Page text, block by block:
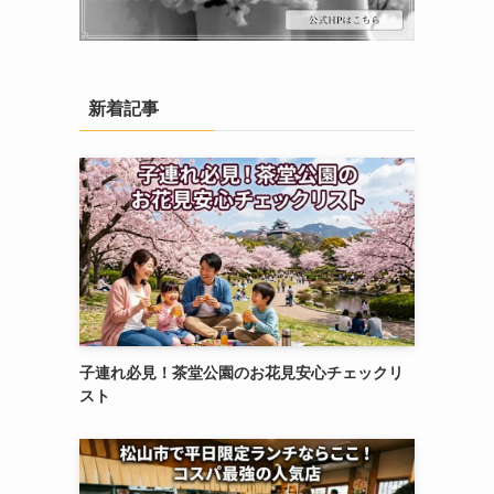
新着記事
子連れ必見！茶堂公園のお花見安心チェックリ
スト